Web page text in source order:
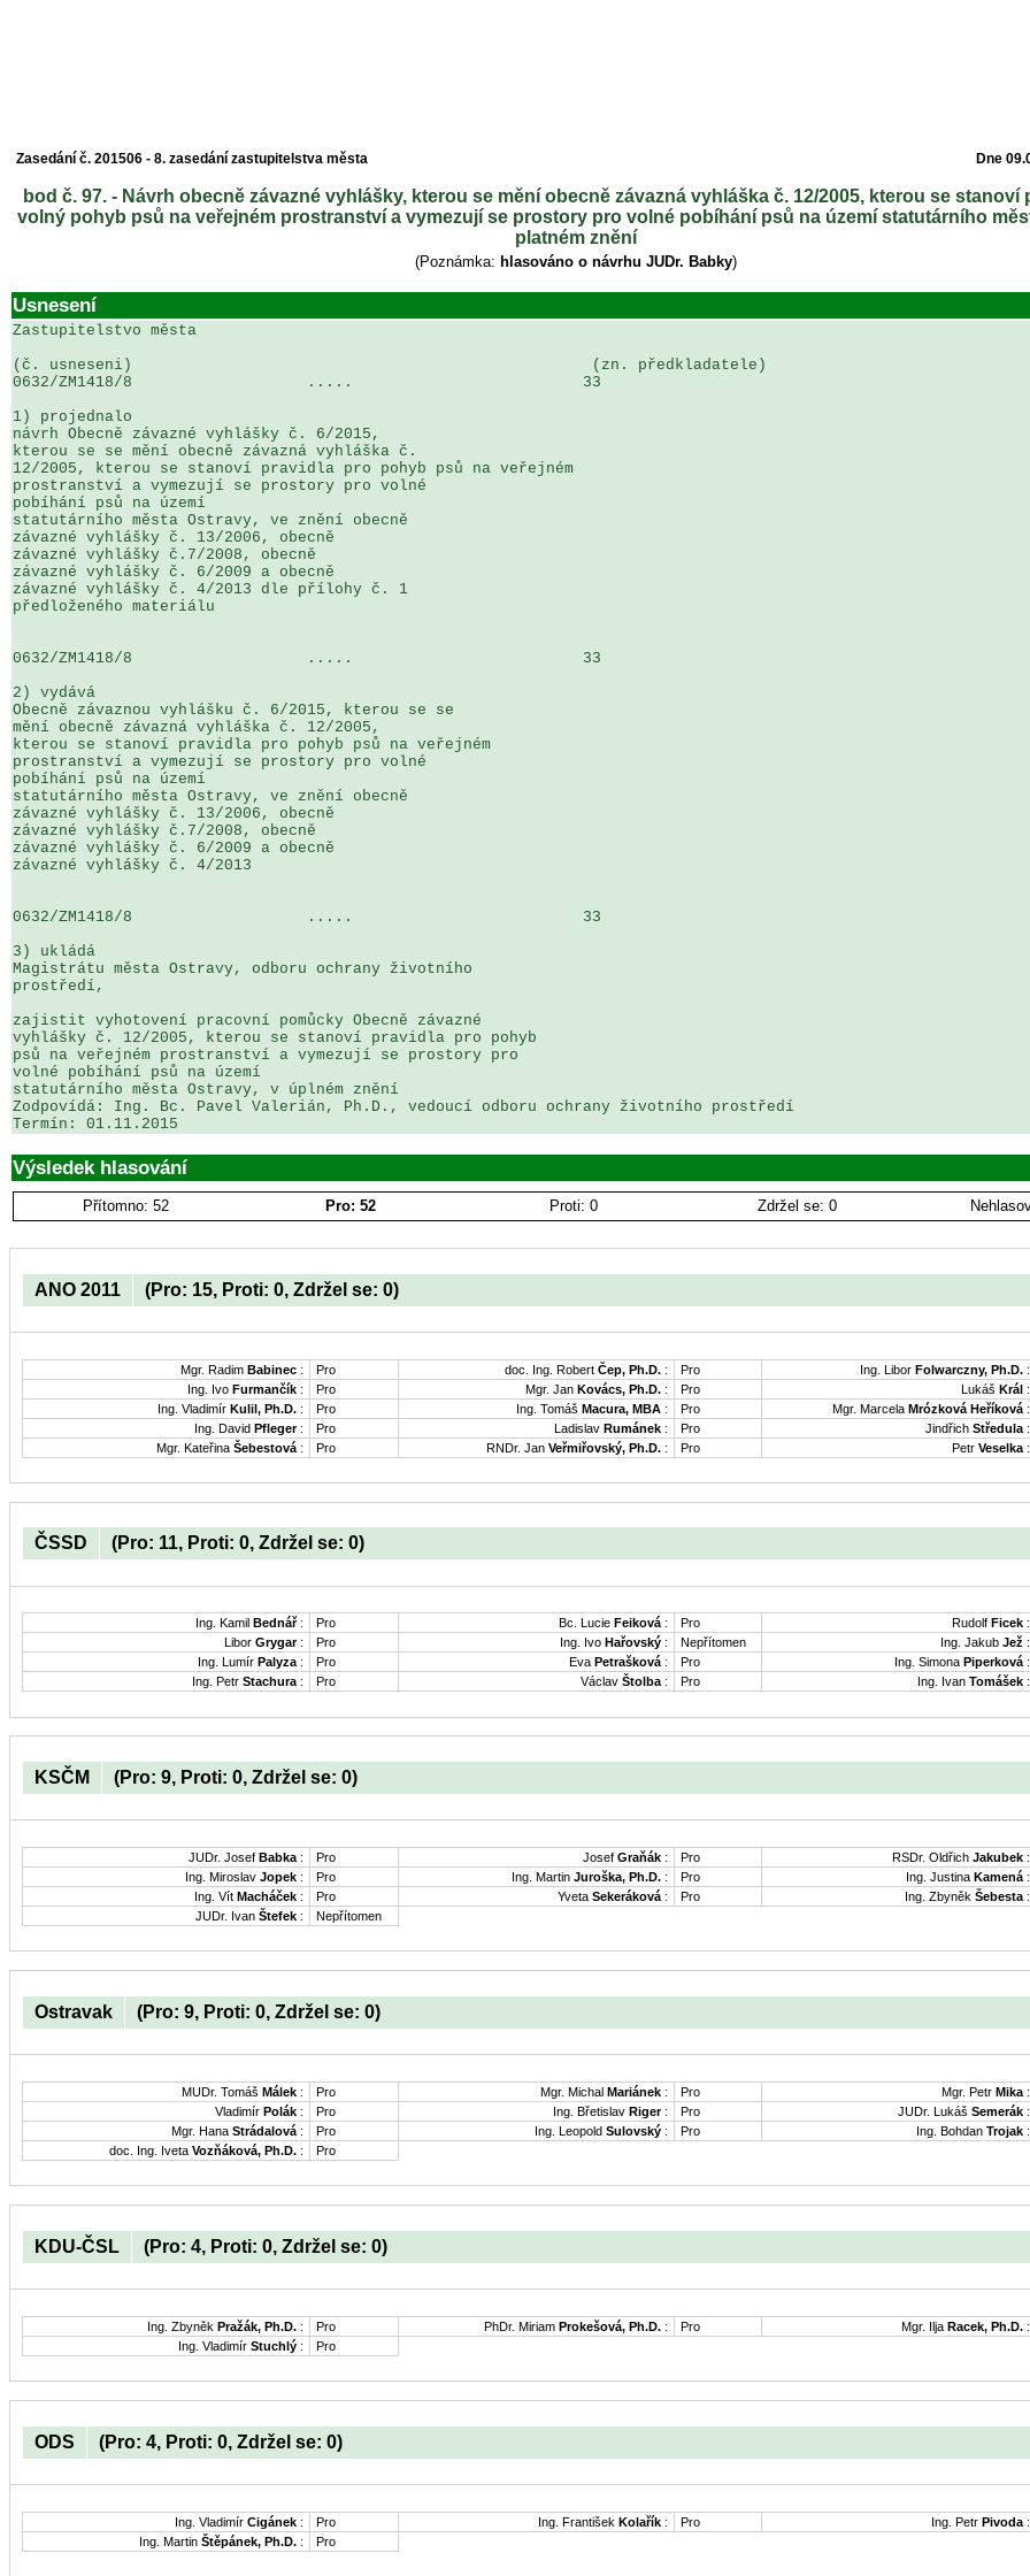
Zasedání č. 201506 - 8. zasedání zastupitelstva města Dne
bod č. 97. - Návrh obecně závazné vyhlášky, kterou se mění obecně závazná vyhláška č. 12/2005, kterou se stanoví
volný pohyb psů na veřejném prostranství a vymezují se prostory pro volné pobíhání psů na území statutárního
platném znění
(Poznámka: hlasováno o návrhu JUDr. Babky)
Usnesení
Zastupitelstvo města
(č. usneseni)                                                  (zn. předkladatele)
0632/ZM1418/8                   .....                         33
1) projednalo
návrh Obecně závazné vyhlášky č. 6/2015,
kterou se se mění obecně závazná vyhláška č.
12/2005, kterou se stanoví pravidla pro pohyb psů na veřejném
prostranství a vymezují se prostory pro volné
pobíhání psů na území
statutárního města Ostravy, ve znění obecně
závazné vyhlášky č. 13/2006, obecně
závazné vyhlášky č.7/2008, obecně
závazné vyhlášky č. 6/2009 a obecně
závazné vyhlášky č. 4/2013 dle přílohy č. 1
předloženého materiálu
0632/ZM1418/8                   .....                         33
2) vydává
Obecně závaznou vyhlášku č. 6/2015, kterou se se
mění obecně závazná vyhláška č. 12/2005,
kterou se stanoví pravidla pro pohyb psů na veřejném
prostranství a vymezují se prostory pro volné
pobíhání psů na území
statutárního města Ostravy, ve znění obecně
závazné vyhlášky č. 13/2006, obecně
závazné vyhlášky č.7/2008, obecně
závazné vyhlášky č. 6/2009 a obecně
závazné vyhlášky č. 4/2013
0632/ZM1418/8                   .....                         33
3) ukládá
Magistrátu města Ostravy, odboru ochrany životního
prostředí,
zajistit vyhotovení pracovní pomůcky Obecně závazné
vyhlášky č. 12/2005, kterou se stanoví pravidla pro pohyb
psů na veřejném prostranství a vymezují se prostory pro
volné pobíhání psů na území
statutárního města Ostravy, v úplném znění
Zodpovídá: Ing. Bc. Pavel Valerián, Ph.D., vedoucí odboru ochrany životního prostředí
Termín: 01.11.2015
Výsledek hlasování
Přítomno: 52 Pro: 52 Proti: 0 Zdržel se: 0
ANO 2011 (Pro: 15, Proti: 0, Zdržel se: 0)
Mgr. Radim Babinec : Pro doc. Ing. Robert Čep, Ph.D. : Pro Ing. Libor Folwarczny, Ph.D. :
Ing. Ivo Furmančík : Pro Mgr. Jan Kovács, Ph.D. : Pro Lukáš Král :
Ing. Vladimír Kulil, Ph.D. : Pro Ing. Tomáš Macura, MBA : Pro Mgr. Marcela Mrózková Heříková :
Ing. David Pfleger: Pro Ladislav Rumánek : Pro Jindřich Středula :
Mgr. Kateřina Šebestová : Pro RNDr. Jan Veřmiřovský, Ph.D. : Pro Petr Veselka :
ČSSD (Pro: 11, Proti: 0, Zdržel se: 0)
Ing. Kamil Bednář: Pro Bc. Lucie Feiková: Pro Rudolf Ficek :
Libor Grygar: Pro Ing. Ivo Hařovský : Nepřítomen Ing. Jakub Jež :
Ing. Lumír Palyza: Pro Eva Petrašková: Pro Ing. Simona Piperková:
Ing. Petr Stachura: Pro Václav Štolba: Pro Ing. Ivan Tomášek :
KSČM (Pro: 9, Proti: 0, Zdržel se: 0)
JUDr. Josef Babka : Pro Josef Graňák : Pro RSDr. Oldřich Jakubek :
Ing. Miroslav Jopek : Pro Ing. Martin Juroška, Ph.D. : Pro Ing. Justina Kamená :
Ing. Vít Macháček : Pro Yveta Sekeráková : Pro Ing. Zbyněk Šebesta :
JUDr. Ivan Štefek : Nepřítomen
Ostravak (Pro: 9, Proti: 0, Zdržel se: 0)
MUDr. Tomáš Málek : Pro Mgr. Michal Mariánek : Pro Mgr. Petr Mika :
Vladimír Polák : Pro Ing. Břetislav Riger: Pro JUDr. Lukáš Semerák :
Mgr. Hana Strádalová : Pro Ing. Leopold Sulovský : Pro Ing. Bohdan Trojak :
doc. Ing. Iveta Vozňáková, Ph.D. : Pro
KDU-ČSL (Pro: 4, Proti: 0, Zdržel se: 0)
Ing. Zbyněk Pražák, Ph.D. : Pro PhDr. Miriam Prokešová, Ph.D. : Pro Mgr. Ilja Racek, Ph.D. :
Ing. Vladimír Stuchlý : Pro
ODS (Pro: 4, Proti: 0, Zdržel se: 0)
Ing. Vladimír Cigánek : Pro Ing. František Kolařík : Pro Ing. Petr Pivoda :
Ing. Martin Štěpánek, Ph.D. : Pro